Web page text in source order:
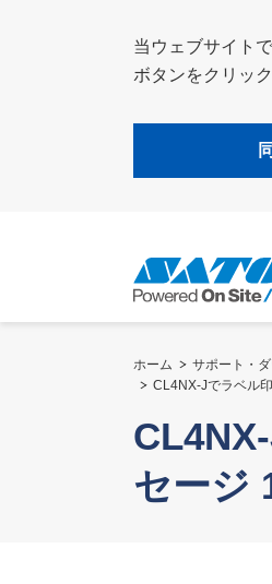
当ウェブサイト
ボタンをクリッ
ホーム サポート・
CL4NX-Jでラベル
セージ